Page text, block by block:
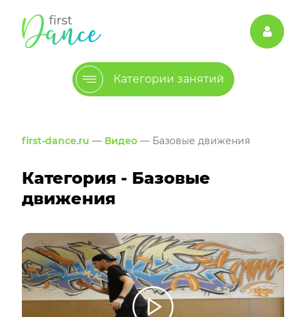
Категории занятий
first-dance.ru — Видео — Базовые движения
Категория - Базовые
движения